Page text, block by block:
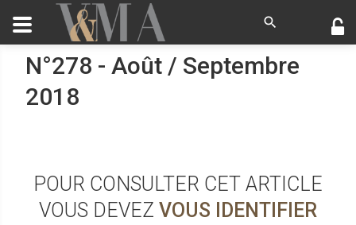
N°278 - Août / Septembre
2018
POUR CONSULTER CET ARTICLE
VOUS DEVEZ VOUS IDENTIFIER